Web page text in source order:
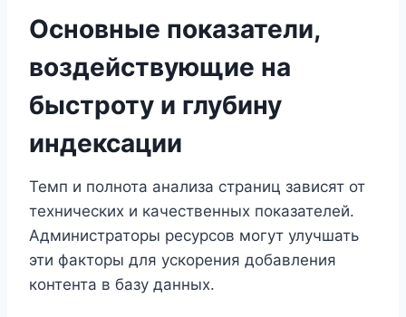
Основные показатели,
воздействующие на
быстроту и глубину
индексации
Темп и полнота анализа страниц зависят от
технических и качественных показателей.
Администраторы ресурсов могут улучшать
эти факторы для ускорения добавления
контента в базу данных.